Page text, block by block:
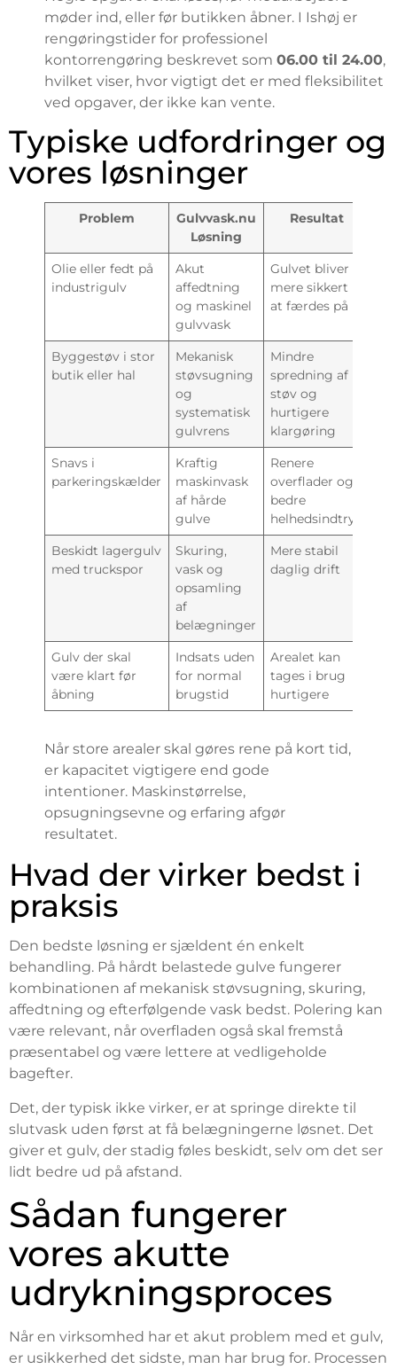
møder ind, eller før butikken åbner. I Ishøj er
rengøringstider for professionel
kontorrengøring beskrevet som 06.00 til 24.00,
hvilket viser, hvor vigtigt det er med fleksibilitet
ved opgaver, der ikke kan vente.
Typiske udfordringer og
vores løsninger
Problem
Gulvvask.nu
Løsning
Resultat
Olie eller fedt på
industrigulv
Akut
affedtning
og maskinel
gulvvask
Gulvet bliver
mere sikkert
at færdes på
Byggestøv i stor
butik eller hal
Mekanisk
støvsugning
og
systematisk
gulvrens
Mindre
spredning af
støv og
hurtigere
klargøring
Snavs i
parkeringskælder
Kraftig
maskinvask
af hårde
gulve
Renere
overflader og
bedre
helhedsindtryk
Beskidt lagergulv
med truckspor
Skuring,
vask og
opsamling
af
belægninger
Mere stabil
daglig drift
Gulv der skal
være klart før
åbning
Indsats uden
for normal
brugstid
Arealet kan
tages i brug
hurtigere
Når store arealer skal gøres rene på kort tid,
er kapacitet vigtigere end gode
intentioner. Maskinstørrelse,
opsugningsevne og erfaring afgør
resultatet.
Hvad der virker bedst i
praksis
Den bedste løsning er sjældent én enkelt
behandling. På hårdt belastede gulve fungerer
kombinationen af mekanisk støvsugning, skuring,
affedtning og efterfølgende vask bedst. Polering kan
være relevant, når overfladen også skal fremstå
præsentabel og være lettere at vedligeholde
bagefter.
Det, der typisk ikke virker, er at springe direkte til
slutvask uden først at få belægningerne løsnet. Det
giver et gulv, der stadig føles beskidt, selv om det ser
lidt bedre ud på afstand.
Sådan fungerer
vores akutte
udrykningsproces
Når en virksomhed har et akut problem med et gulv,
er usikkerhed det sidste, man har brug for. Processen